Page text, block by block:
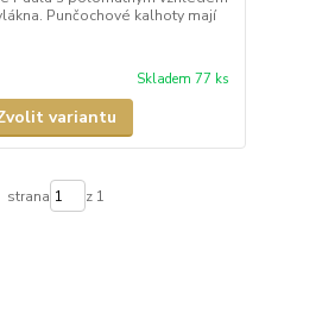
Punčochové kalhoty mají
Skladem 77 ks
variantu
strana z 1